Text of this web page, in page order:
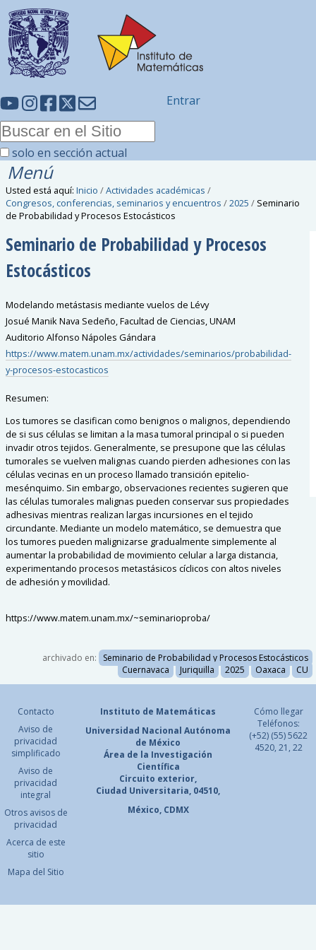
solo en sección actual
Entrar
Menú
Usted está aquí: Inicio /Actividades académicas /
Congresos, conferencias, seminarios y encuentros /2025 / Seminario
de Probabilidad y Procesos Estocásticos
Seminario de Probabilidad y Procesos
Estocásticos
Modelando metástasis mediante vuelos de Lévy
Josué Manik Nava Sedeño, Facultad de Ciencias, UNAM
Auditorio Alfonso Nápoles Gándara
https://www.matem.unam.mx/actividades/seminarios/probabilidad-
y-procesos-estocasticos
Resumen:
Los tumores se clasifican como benignos o malignos, dependiendo
de si sus células se limitan a la masa tumoral principal o si pueden
invadir otros tejidos. Generalmente, se presupone que las células
tumorales se vuelven malignas cuando pierden adhesiones con las
células vecinas en un proceso llamado transición epitelio-
mesénquimo. Sin embargo, observaciones recientes sugieren que
las células tumorales malignas pueden conservar sus propiedades
adhesivas mientras realizan largas incursiones en el tejido
circundante. Mediante un modelo matemático, se demuestra que
los tumores pueden malignizarse gradualmente simplemente al
aumentar la probabilidad de movimiento celular a larga distancia,
experimentando procesos metastásicos cíclicos con altos niveles
de adhesión y movilidad.
https://www.matem.unam.mx/~seminarioproba/
archivado en:
Seminario de Probabilidad y Procesos Estocásticos
Cuernavaca
Juriquilla 2025 Oaxaca CU
Contacto
Aviso de
privacidad
simplificado
Aviso de
privacidad
integral
Otros avisos de
privacidad
Acerca de este
sitio
Mapa del Sitio
Instituto de Matemáticas
Universidad Nacional Autónoma
de México
Área de la Investigación
Científica
Circuito exterior,
Ciudad Universitaria, 04510,
México, CDMX
Cómo llegar
Teléfonos:
(+52) (55) 5622
4520, 21, 22